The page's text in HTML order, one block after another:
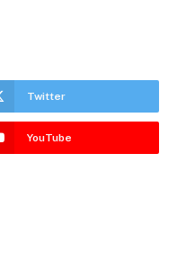
Twitter
YouTube